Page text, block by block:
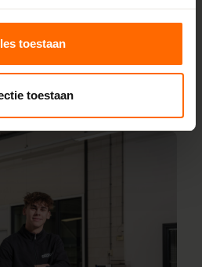
toestaan
toestaan
team van vakmensen staat
fabriek